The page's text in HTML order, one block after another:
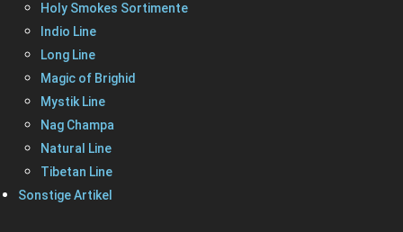
Holy Smokes Sortimente
Indio Line
Long Line
Magic of Brighid
Mystik Line
Nag Champa
Natural Line
Tibetan Line
Sonstige Artikel